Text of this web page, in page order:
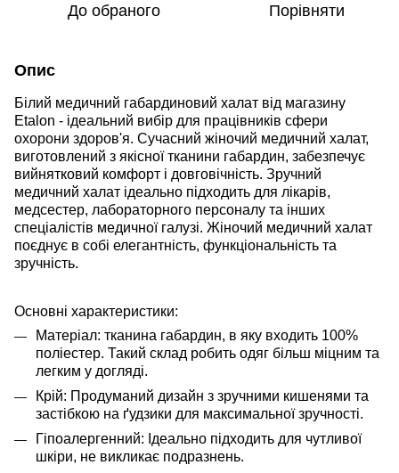
До обраного Порівняти
Опис
Білий медичний габардиновий халат від магазину
Etalon - ідеальний вибір для працівників сфери
охорони здоров'я. Сучасний жіночий медичний халат,
виготовлений з якісної тканини габардин, забезпечує
вийнятковий комфорт і довговічність. Зручний
медичний халат ідеально підходить для лікарів,
медсестер, лабораторного персоналу та інших
спеціалістів медичної галузі. Жіночий медичний халат
поєднує в собі елегантність, функціональність та
зручність.
Основні характеристики:
Матеріал: тканина габардин, в яку входить 100%
поліестер. Такий склад робить одяг більш міцним та
легким у догляді.
Крій: Продуманий дизайн з зручними кишенями та
застібкою на ґудзики для максимальної зручності.
Гіпоалергенний: Ідеально підходить для чутливої
шкіри, не викликає подразнень.